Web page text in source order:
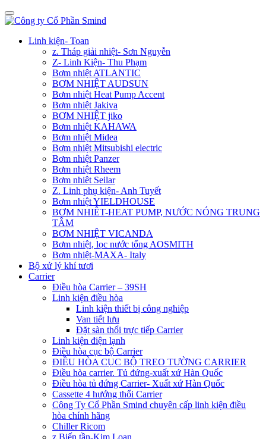
Linh kiện- Toan
z. Tháp giải nhiệt- Sơn Nguyễn
Z- Linh Kiện- Thu Phạm
Bơm nhiệt ATLANTIC
BƠM NHIỆT AUDSUN
Bơm nhiệt Heat Pump Accent
Bơm nhiệt Jakiva
BƠM NHIỆT jiko
Bơm nhiệt KAHAWA
Bơm nhiệt Midea
Bơm nhiệt Mitsubishi electric
Bơm nhiệt Panzer
Bơm nhiệt Rheem
Bơm nhiêt Seilar
Z. Linh phụ kiện- Anh Tuyết
Bơm nhiệt YIELDHOUSE
BƠM NHIÊT-HEAT PUMP, NƯỚC NÓNG TRUNG
TÂM
BƠM NHIỆT VICANDA
Bơm nhiệt, lọc nước tổng AOSMITH
Bơm nhiệt-MAXA- Italy
Bộ xử lý khí tươi
Carrier
Điều hòa Carrier – 39SH
Linh kiện điều hòa
Linh kiện thiết bị công nghiệp
Van tiết lưu
Đặt sàn thổi trực tiếp Carrier
Linh kiện điện lạnh
Điều hòa cục bộ Carrier
ĐIỀU HÒA CỤC BỘ TREO TƯỜNG CARRIER
Điều hòa carrier. Tủ đứng-xuất xứ Hàn Quốc
Điều hòa tủ đứng Carrier- Xuất xứ Hàn Quốc
Cassette 4 hướng thổi Carrier
Công Ty Cổ Phần Smind chuyên cấp linh kiện điều
hòa chính hãng
Chiller Ricom
z.Biến tần-Kim Loan